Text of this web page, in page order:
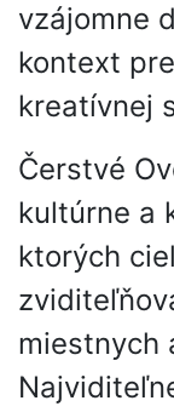
vzájomne
kontext
kreatívnej
Čerstvé
kultúrne a
ktorých
miestnych